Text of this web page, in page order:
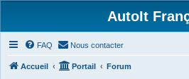
AutoIt
FAQ Nous contacter
Accueil Portail Forum